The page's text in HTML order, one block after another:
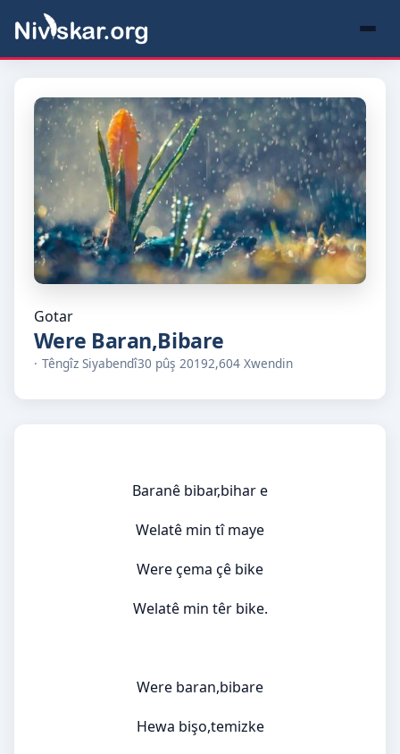
Gotar
Were Baran,Bibare
Têngîz Siyabendî30 pûş 20192,604 Xwendin
Baranê bibar,bihar e
Welatê min tî maye
Were çema çê bike
Welatê min têr bike.
Were baran,bibare
Hewa bişo,temizke